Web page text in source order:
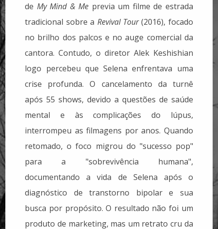
de My Mind & Me previa um filme de estrada
tradicional sobre a Revival Tour(2016), focado
no brilho dos palcos e no auge comercial da
cantora. Contudo, o diretor Alek Keshishian
logo percebeu que Selena enfrentava uma
crise profunda. O cancelamento da turnê
após 55 shows, devido a questões de saúde
mental e às complicações do lúpus,
interrompeu as filmagens por anos. Quando
retomado, o foco migrou do "sucesso pop"
para a "sobrevivência humana",
documentando a vida de Selena após o
diagnóstico de transtorno bipolar e sua
busca por propósito. O resultado não foi um
produto de marketing, mas um retrato cru da